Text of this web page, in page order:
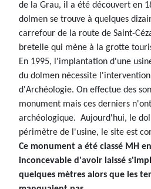
de la Grau, il a été découvert en
dolmen se trouve à quelques
carrefour de la route de Saint-
bretelle qui mène à la grotte
En 1995, l'implantation d'une
du dolmen nécessite
d'Archéologie. On effectue des
monument mais ces derniers
archéologique. Aujourd'hui, le
périmètre de l'usine, le site est
Ce monument a été classé MH
inconcevable d'avoir laissé
quelques mètres alors que les